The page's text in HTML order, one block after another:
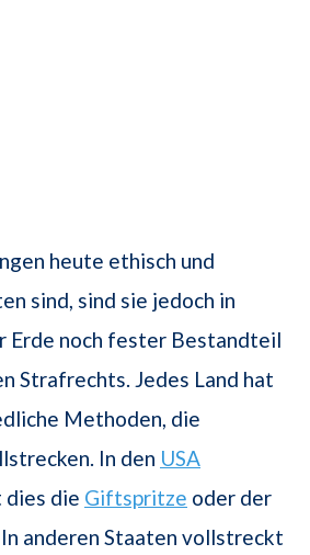
heute ethisch und
sind, sind sie jedoch in
Erde noch fester Bestandteil
Strafrechts. Jedes Land hat
Methoden, die
In den USA
dies die Giftspritze oder der
anderen Staaten vollstreckt